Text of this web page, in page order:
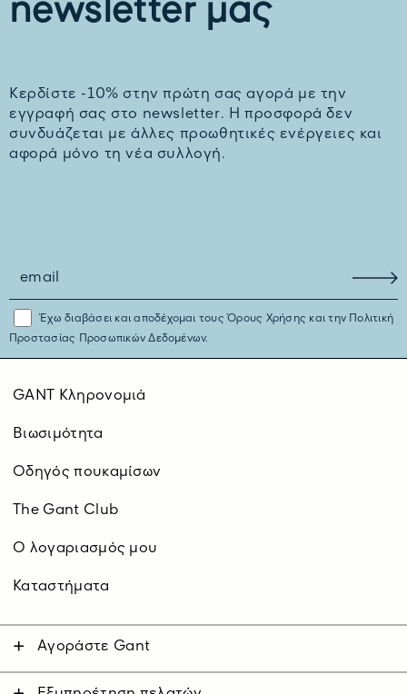
newsletter μας
Kερδίστε -10% στην πρώτη σας αγορά με την
εγγραφή σας στο newsletter. H προσφορά δεν
συνδυάζεται με άλλες προωθητικές ενέργειες και
αφορά μόνο τη νέα συλλογή.
Έχω διαβάσει και αποδέχομαι τουςΌρους Χρήσης και τηνΠολιτική
Προστασίας Προσωπικών Δεδομένων.
GANT Κληρονομιά
Βιωσιμότητα
Οδηγός πουκαμίσων
The Gant Club
O λογαριασμός μου
Καταστήματα
Αγοράστε Gant